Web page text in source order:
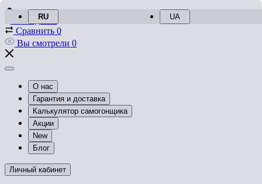
Закладки
Сравнить 0
Вы смотрели 0
О нас
Гарантия и доставка
Калькулятор самогонщика
Акции
New
Блог
Личный кабинет
RU UA